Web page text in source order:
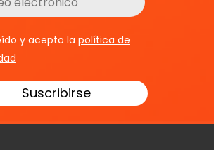
y acepto la política de